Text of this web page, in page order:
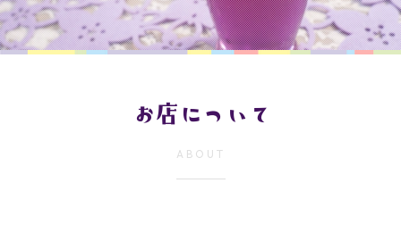
お店について
ABOUT